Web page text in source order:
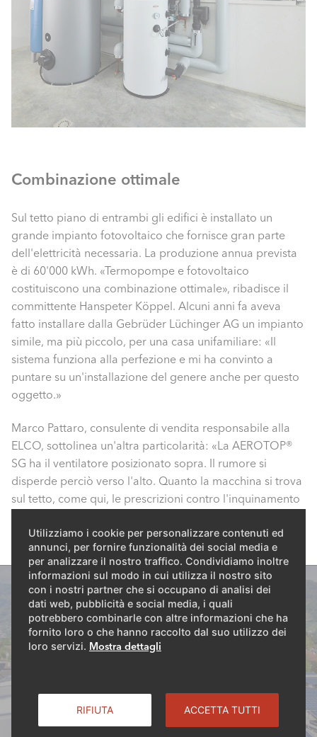
Utilizziamo i cookie per personalizzare contenuti ed
annunci, per fornire funzionalità dei social media e
per analizzare il nostro traffico. Condividiamo inoltre
informazioni sul modo in cui utilizza il nostro sito
con i nostri partner che si occupano di analisi dei
dati web, pubblicità e social media, i quali
potrebbero combinarle con altre informazioni che ha
fornito loro o che hanno raccolto dal suo utilizzo dei
loro servizi. Mostra dettagli
RIFIUTA ACCETTA TUTTI
Combinazione ottimale
Sul tetto piano di entrambi gli edifici è installato un
grande impianto fotovoltaico che fornisce gran parte
dell'elettricità necessaria. La produzione annua prevista
è di 60'000 kWh. «Termopompe e fotovoltaico
costituiscono una combinazione ottimale», ribadisce il
committente Hanspeter Köppel. Alcuni anni fa aveva
fatto installare dalla Gebrüder Lüchinger AG un impianto
simile, ma più piccolo, per una casa unifamiliare: «Il
sistema funziona alla perfezione e mi ha convinto a
puntare su un'installazione del genere anche per questo
oggetto.»
Marco Pattaro, consulente di vendita responsabile alla
ELCO, sottolinea un'altra particolarità: «La AEROTOP®
SG ha il ventilatore posizionato sopra. Il rumore si
disperde perciò verso l'alto. Quanto la macchina si trova
sul tetto, come qui, le prescrizioni contro l'inquinamento